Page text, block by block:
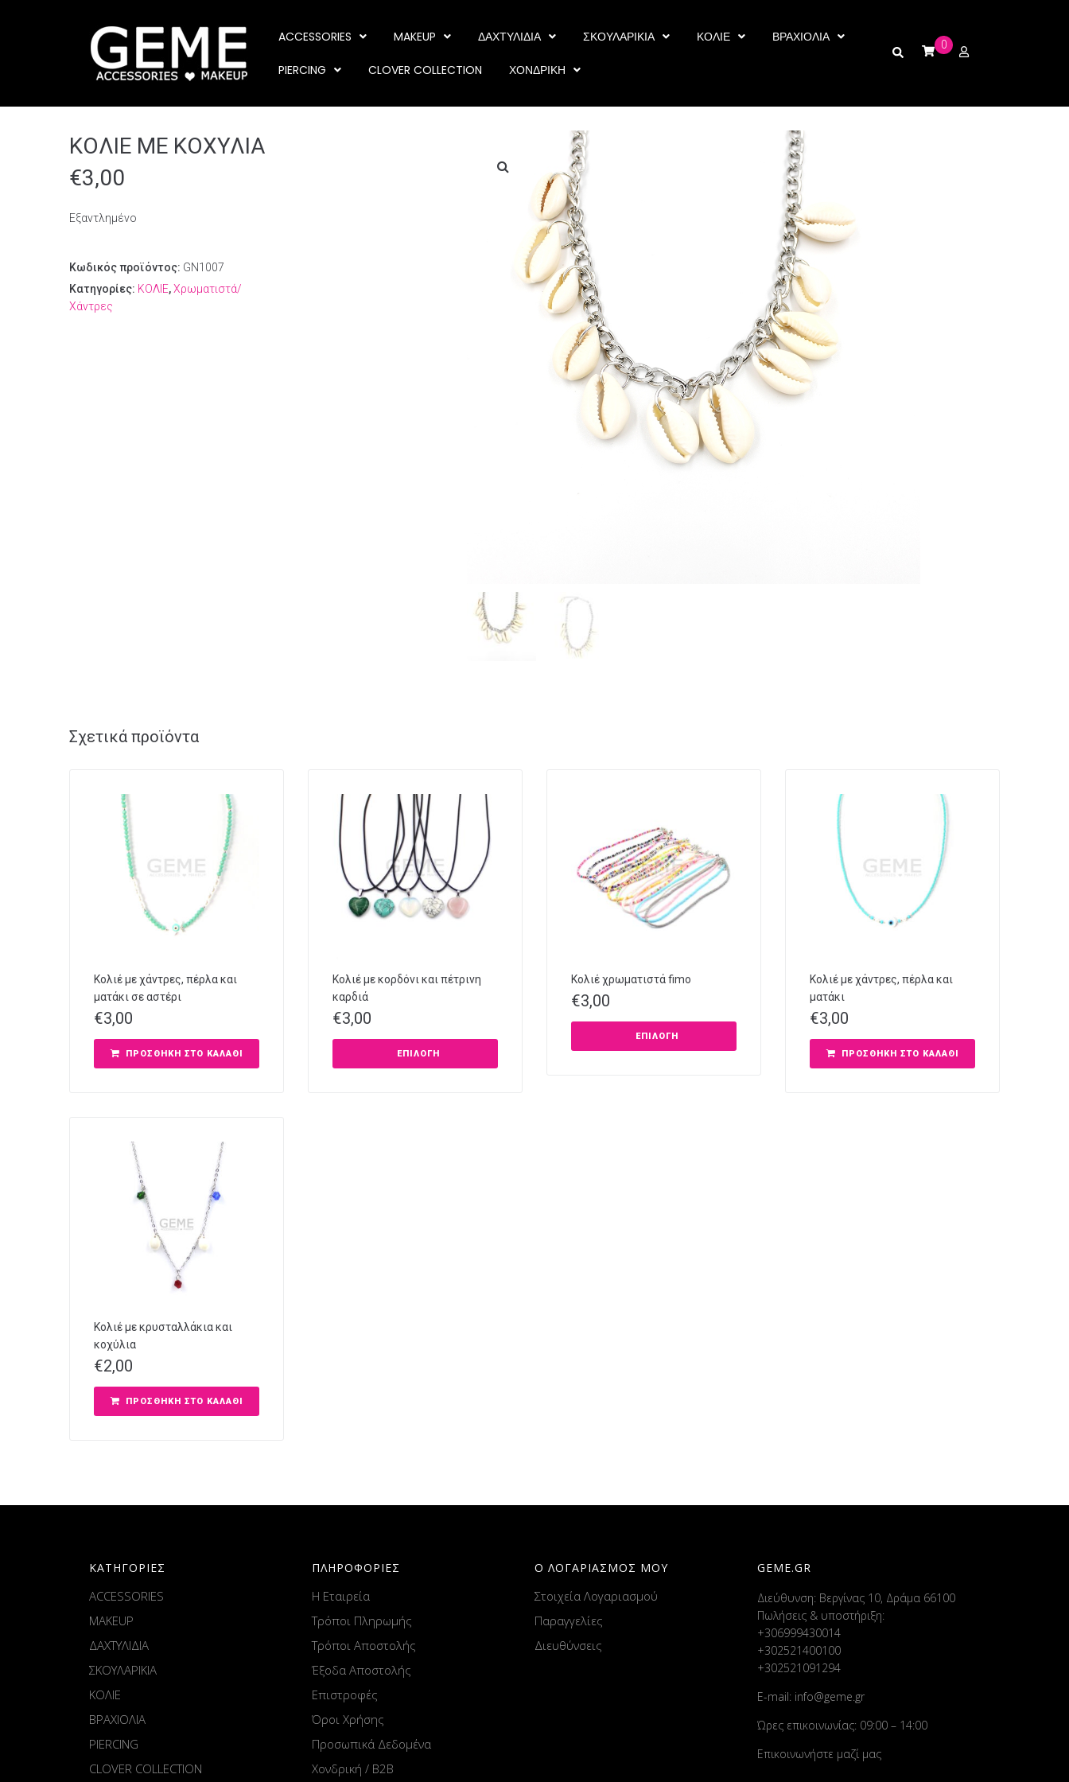
ACCESSORIES MAKEUP ΔΑΧΤΥΛΙΔΙΑ ΣΚΟΥΛΑΡΙΚΙΑ ΚΟΛΙΕ ΒΡΑΧΙΟΛΙΑ
PIERCING CLOVER COLLECTION ΧΟΝΔΡΙΚΗ
0
ΚΟΛΙΕ ΜΕ ΚΟΧΥΛΙΑ
€3,00
Εξαντλημένο
Κωδικός προϊόντος: GN1007
Κατηγορίες: ΚΟΛΙΕ,Χρωματιστά/
Χάντρες
Σχετικά προϊόντα
Κολιέ με χάντρες, πέρλα και
ματάκι σε αστέρι
€3,00
ΠΡΟΣΘΉΚΗ ΣΤΟ ΚΑΛΆΘΙ
Κολιέ με κορδόνι και πέτρινη
καρδιά
€3,00
ΕΠΙΛΟΓΉ
Κολιέ χρωματιστά fimo
€3,00
ΕΠΙΛΟΓΉ
Κολιέ με χάντρες, πέρλα και
ματάκι
€3,00
ΠΡΟΣΘΉΚΗ ΣΤΟ ΚΑΛΆΘΙ
Κολιέ με κρυσταλλάκια και
κοχύλια
€2,00
ΠΡΟΣΘΉΚΗ ΣΤΟ ΚΑΛΆΘΙ
ΚΑΤΗΓΟΡΙΕΣ
ACCESSORIES
MAKEUP
ΔΑΧΤΥΛΙΔΙΑ
ΣΚΟΥΛΑΡΙΚΙΑ
ΚΟΛΙΕ
ΒΡΑΧΙΟΛΙΑ
PIERCING
CLOVER COLLECTION
ΠΛΗΡΟΦΟΡΙΕΣ
Η Εταιρεία
Τρόποι Πληρωμής
Τρόποι Αποστολής
Έξοδα Αποστολής
Επιστροφές
Όροι Χρήσης
Προσωπικά Δεδομένα
Χονδρική / B2B
Ο ΛΟΓΑΡΙΑΣΜΟΣ ΜΟΥ
Στοιχεία Λογαριασμού
Παραγγελίες
Διευθύνσεις
GEME.GR
Διεύθυνση: Βεργίνας 10, Δράμα 66100
Πωλήσεις & υποστήριξη:
+306999430014
+302521400100
+302521091294
E-mail: info@geme.gr
Ώρες επικοινωνίας: 09:00 – 14:00
Επικοινωνήστε μαζί μας